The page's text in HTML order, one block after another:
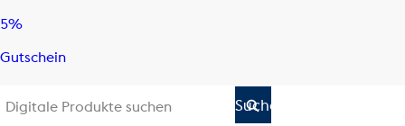
Skip
content
Skip
navigation
5%
Gutschein